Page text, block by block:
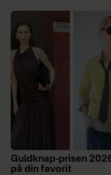
Guldknap-prisen
på din favorit